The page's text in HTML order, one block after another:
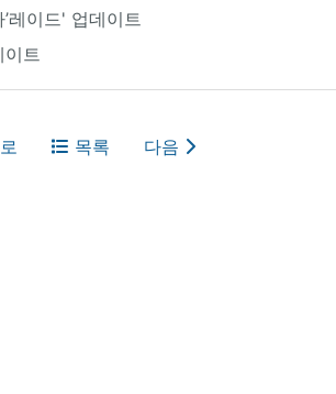
레이드' 업데이트
이트
목록 다음